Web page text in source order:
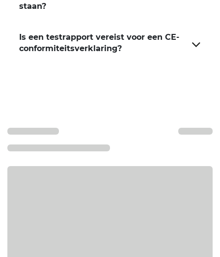
staan?
Is een testrapport vereist voor een CE-
conformiteitsverklaring?